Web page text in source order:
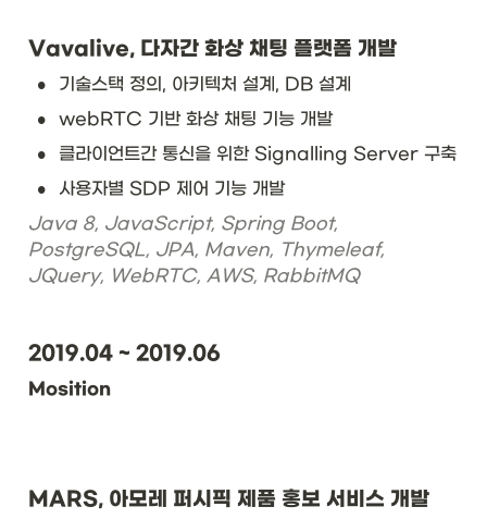
Vavalive, 다자간 화상 채팅 플랫폼 개발
• 기술스택 정의, 아키텍처 설계, DB 설계
• webRTC 기반 화상 채팅 기능 개발
• 클라이언트간 통신을 위한 Signalling Server 구축
•
사용자별 SDP 제어 기능 개발
Java 8, JavaScript, Spring Boot,
PostgreSQL, JPA, Maven, Thymeleaf,
JQuery, WebRTC, AWS, RabbitMQ
2019.04 ~ 2019.06
Mosition
MARS, 아모레 퍼시픽 제품 홍보 서비스 개발